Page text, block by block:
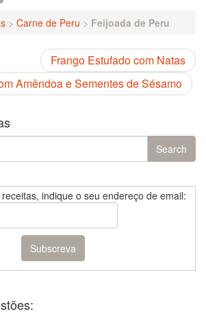
> Carne de Peru > Feijoada de Peru
Frango Estufado com Natas
Amêndoa e Sementes de Sésamo
Search
indique o seu endereço de email: